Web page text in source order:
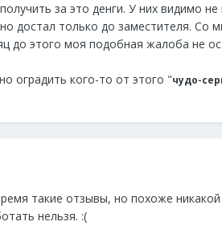
за это денги. У них видимо не
достал только до заместителя. Со
до этого моя подобная жалоба не
оградить кого-то от этого "чудо-
такие отзывы, но похоже никакой
нельзя. :(